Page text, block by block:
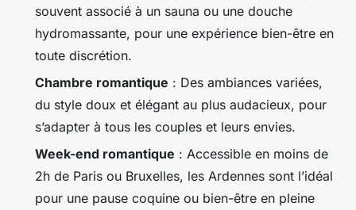
souvent associé à un sauna ou une douche
hydromassante, pour une expérience bien-être en
toute discrétion.
Chambre romantique : Des ambiances variées,
du style doux et élégant au plus audacieux, pour
s’adapter à tous les couples et leurs envies.
Week-end romantique : Accessible en moins de
2h de Paris ou Bruxelles, les Ardennes sont l’idéal
pour une pause coquine ou bien-être en pleine